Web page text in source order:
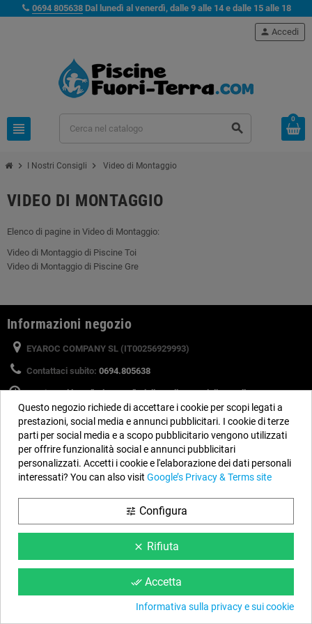
0694 805638 Dal lunedì al venerdì, dalle 9 alle 14 e dalle 15 alle 18
view_headline search
person Accedi
0
chevron_right I Nostri Consigli chevron_right Video di Montaggio
VIDEO DI MONTAGGIO
Elenco di pagine in Video di Montaggio:
Video di Montaggio di Piscine Toi
Video di Montaggio di Piscine Gre
Informazioni negozio
EYAROC COMPANY SL (IT00256929993)
Contattaci subito: 0694.805638
Orario:Dal lunedì al venerdì, dalle 9 alle 14 e dalle 15 alle 18
Email: info@piscinefuori-terra.com
Seguici
FacebookYouTube Instagram
Informazione
Condizioni Web
I Nostri Consigli
Questo negozio richiede di accettare i cookie per scopi legati a
prestazioni, social media e annunci pubblicitari. I cookie di terze
parti per social media e a scopo pubblicitario vengono utilizzati
per offrire funzionalità social e annunci pubblicitari
personalizzati. Accetti i cookie e l'elaborazione dei dati personali
interessati? You can also visit Google’s Privacy & Terms site
tune Configura
clear Rifiuta
done_all Accetta
Informativa sulla privacy e sui cookie